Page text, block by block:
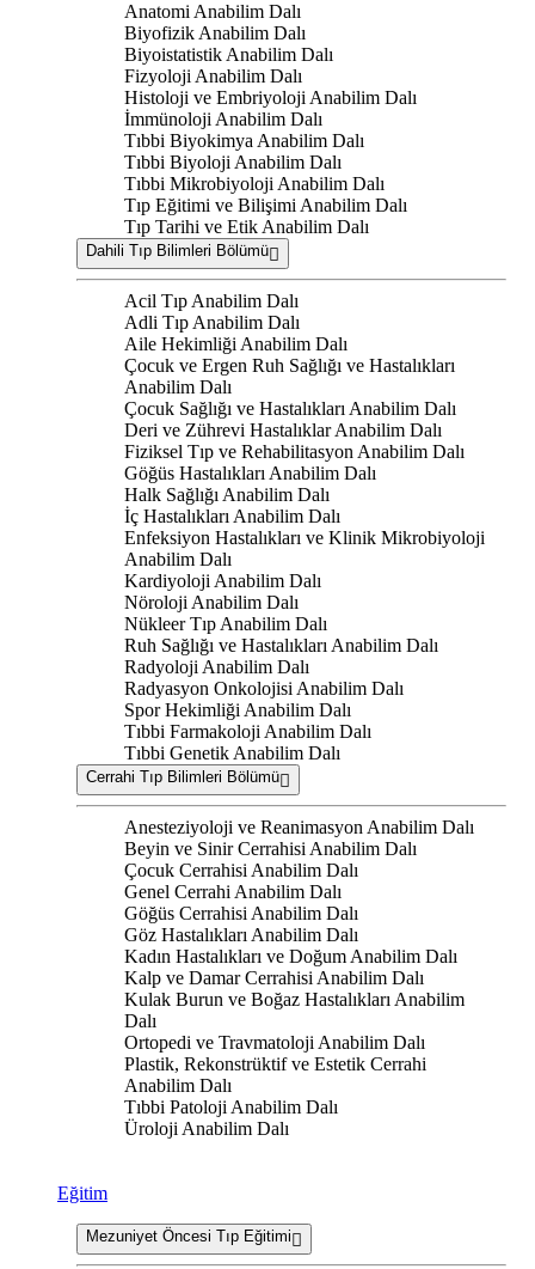
Anatomi Anabilim Dalı
Biyofizik Anabilim Dalı
Biyoistatistik Anabilim Dalı
Fizyoloji Anabilim Dalı
Histoloji ve Embriyoloji Anabilim Dalı
İmmünoloji Anabilim Dalı
Tıbbi Biyokimya Anabilim Dalı
Tıbbi Biyoloji Anabilim Dalı
Tıbbi Mikrobiyoloji Anabilim Dalı
Tıp Eğitimi ve Bilişimi Anabilim Dalı
Tıp Tarihi ve Etik Anabilim Dalı
Dahili Tıp Bilimleri Bölümü
Acil Tıp Anabilim Dalı
Adli Tıp Anabilim Dalı
Aile Hekimliği Anabilim Dalı
Çocuk ve Ergen Ruh Sağlığı ve Hastalıkları
Anabilim Dalı
Çocuk Sağlığı ve Hastalıkları Anabilim Dalı
Deri ve Zührevi Hastalıklar Anabilim Dalı
Fiziksel Tıp ve Rehabilitasyon Anabilim Dalı
Göğüs Hastalıkları Anabilim Dalı
Halk Sağlığı Anabilim Dalı
İç Hastalıkları Anabilim Dalı
Enfeksiyon Hastalıkları ve Klinik Mikrobiyoloji
Anabilim Dalı
Kardiyoloji Anabilim Dalı
Nöroloji Anabilim Dalı
Nükleer Tıp Anabilim Dalı
Ruh Sağlığı ve Hastalıkları Anabilim Dalı
Radyoloji Anabilim Dalı
Radyasyon Onkolojisi Anabilim Dalı
Spor Hekimliği Anabilim Dalı
Tıbbi Farmakoloji Anabilim Dalı
Tıbbi Genetik Anabilim Dalı
Cerrahi Tıp Bilimleri Bölümü
Anesteziyoloji ve Reanimasyon Anabilim Dalı
Beyin ve Sinir Cerrahisi Anabilim Dalı
Çocuk Cerrahisi Anabilim Dalı
Genel Cerrahi Anabilim Dalı
Göğüs Cerrahisi Anabilim Dalı
Göz Hastalıkları Anabilim Dalı
Kadın Hastalıkları ve Doğum Anabilim Dalı
Kalp ve Damar Cerrahisi Anabilim Dalı
Kulak Burun ve Boğaz Hastalıkları Anabilim
Dalı
Ortopedi ve Travmatoloji Anabilim Dalı
Plastik, Rekonstrüktif ve Estetik Cerrahi
Anabilim Dalı
Tıbbi Patoloji Anabilim Dalı
Üroloji Anabilim Dalı
Eğitim
Mezuniyet Öncesi Tıp Eğitimi